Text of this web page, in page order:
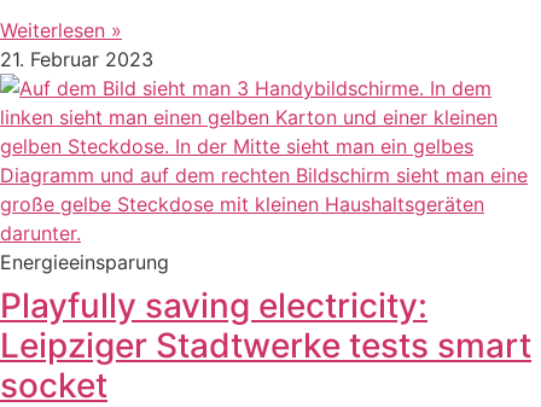
Weiterlesen »
21. Februar 2023
Energieeinsparung
Playfully saving electricity:
Leipziger Stadtwerke tests smart
socket